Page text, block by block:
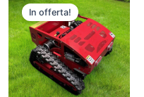
In offerta!di
prezzo:
da
$1,600.00
a
$2,000.00
prodotto
ha
più
varianti.
Le